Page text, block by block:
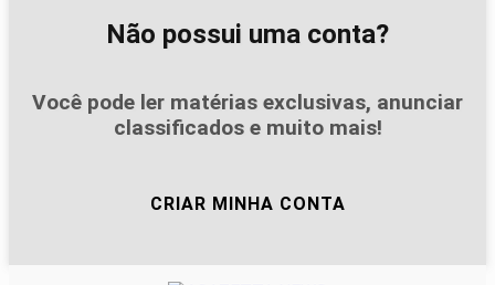
Não possui uma conta?
Você pode ler matérias exclusivas, anunciar
classificados e muito mais!
CRIAR MINHA CONTA